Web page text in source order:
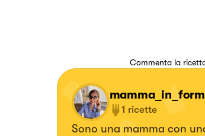
Commenta la
1 ricette
Sono una mamma con